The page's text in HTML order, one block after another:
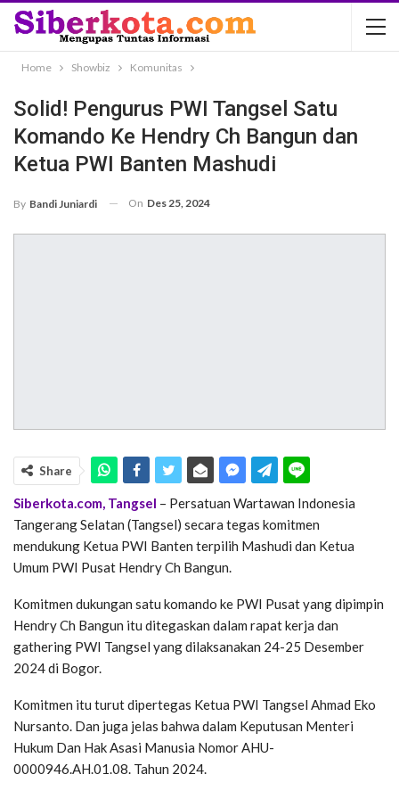
Home Showbiz Komunitas
Solid! Pengurus PWI Tangsel Satu
Komando Ke Hendry Ch Bangun dan
Ketua PWI Banten Mashudi
By Bandi Juniardi On Des 25, 2024
Share
Siberkota.com, Tangsel – Persatuan Wartawan Indonesia
Tangerang Selatan (Tangsel) secara tegas komitmen
mendukung Ketua PWI Banten terpilih Mashudi dan Ketua
Umum PWI Pusat Hendry Ch Bangun.
Komitmen dukungan satu komando ke PWI Pusat yang dipimpin
Hendry Ch Bangun itu ditegaskan dalam rapat kerja dan
gathering PWI Tangsel yang dilaksanakan 24-25 Desember
2024 di Bogor.
Komitmen itu turut dipertegas Ketua PWI Tangsel Ahmad Eko
Nursanto. Dan juga jelas bahwa dalam Keputusan Menteri
Hukum Dan Hak Asasi Manusia Nomor AHU-
0000946.AH.01.08. Tahun 2024.